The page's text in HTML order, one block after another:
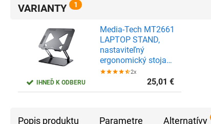
VARIANTY 1
IHNEĎ K ODBERU
Media-Tech MT2661
LAPTOP STAND,
nastaviteľný
ergonomický stojan
pre 10-17 palcové
notebooky a tablety
2x
25,01 €
Popis produktu Parametre Alternatívy